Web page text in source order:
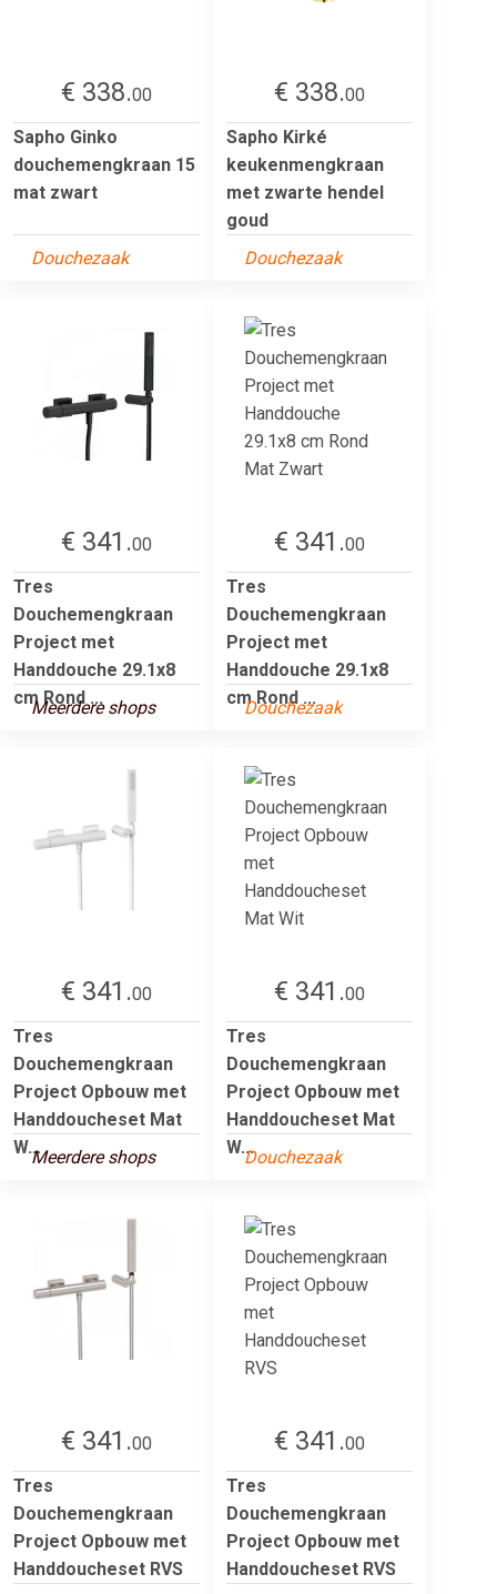
€ 338.00
Sapho Ginko
douchemengkraan 15
mat zwart
Douchezaak
€ 338.00
Sapho Kirké
keukenmengkraan
met zwarte hendel
goud
Douchezaak
€ 341.00
Tres
Douchemengkraan
Project met
Handdouche 29.1x8
cm Rond ...
Meerdere shops
€ 341.00
Tres
Douchemengkraan
Project met
Handdouche 29.1x8
cm Rond ...
Douchezaak
€ 341.00
Tres
Douchemengkraan
Project Opbouw met
Handdoucheset Mat
W...Meerdere shops
€ 341.00
Tres
Douchemengkraan
Project Opbouw met
Handdoucheset Mat
W...Douchezaak
€ 341.00
Tres
Douchemengkraan
Project Opbouw met
Handdoucheset RVS
€ 341.00
Tres
Douchemengkraan
Project Opbouw met
Handdoucheset RVS